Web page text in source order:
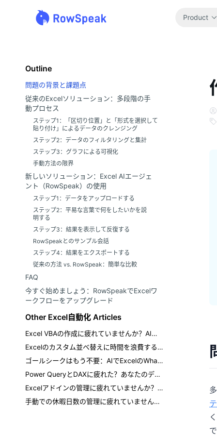
Product
Outline
問題の背景と課題点
従来のExcelソリューション：多段階の手
動プロセス
ステップ1：「区切り位置」と「形式を選択して
貼り付け」によるデータのクレンジング
ステップ2：データのフィルタリングと集計
ステップ3：グラフによる可視化
手動方法の限界
新しいソリューション：Excel AIエージェ
ント（RowSpeak）の使用
ステップ1：データをアップロードする
ステップ2：平易な言葉で何をしたいかを説
明する
ステップ3：結果を表示して反復する
RowSpeakとのサンプル会話
ステップ4：結果をエクスポートする
従来の方法 vs. RowSpeak：簡単な比較
FAQ
今すぐ始めましょう：RowSpeakでExcelワ
ークフローをアップグレード
Other Excel自動化 Articles
Excel VBAの作成に疲れていませんか？AIでタスクを自動化しましょう
Excelのカスタム並べ替えに時間を浪費するのはもう終わり：AIで高速化する方法
ゴールシークはもう不要：AIでExcelのWhat-If分析を
Power QueryとDAXに疲れた？あなたのデータワークフローを簡素化するExcel AIをご紹介
Excelアドインの管理に疲れていませんか？ オールインワンのAI代替ソリューションをご紹介
手動での休暇日数の管理に疲れていませんか？AIでExcel休暇トラッカーを自動化しましょう